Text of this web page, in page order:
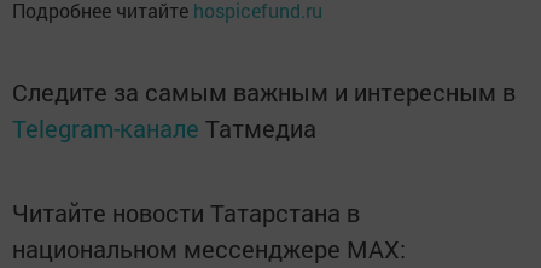
Подробнее читайте hospicefund.ru
Следите за самым важным и интересным в
Telegram-канале Татмедиа
Читайте новости Татарстана в
национальном мессенджере MАХ: